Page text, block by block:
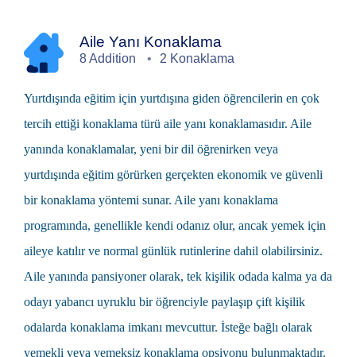
Aile Yanı Konaklama
8 Addition 2 Konaklama
Yurtdışında eğitim için yurtdışına giden öğrencilerin en çok
tercih ettiği konaklama türü aile yanı konaklamasıdır. Aile
yanında konaklamalar, yeni bir dil öğrenirken veya
yurtdışında eğitim görürken gerçekten ekonomik ve güvenli
bir konaklama yöntemi sunar. Aile yanı konaklama
programında, genellikle kendi odanız olur, ancak yemek için
aileye katılır ve normal günlük rutinlerine dahil olabilirsiniz.
Aile yanında pansiyoner olarak, tek kişilik odada kalma ya da
odayı yabancı uyruklu bir öğrenciyle paylaşıp çift kişilik
odalarda konaklama imkanı mevcuttur. İsteğe bağlı olarak
yemekli veya yemeksiz konaklama opsiyonu bulunmaktadır.